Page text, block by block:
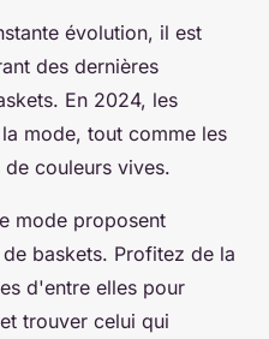
évolution, il est
des dernières
En 2024, les
mode, tout comme les
couleurs vives.
mode proposent
baskets. Profitez de la
d'entre elles pour
trouver celui qui